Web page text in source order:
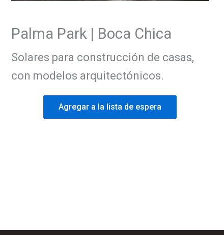
Palma Park | Boca Chica
Solares para construcción de casas,
con modelos arquitectónicos.
Agregar a la lista de espera